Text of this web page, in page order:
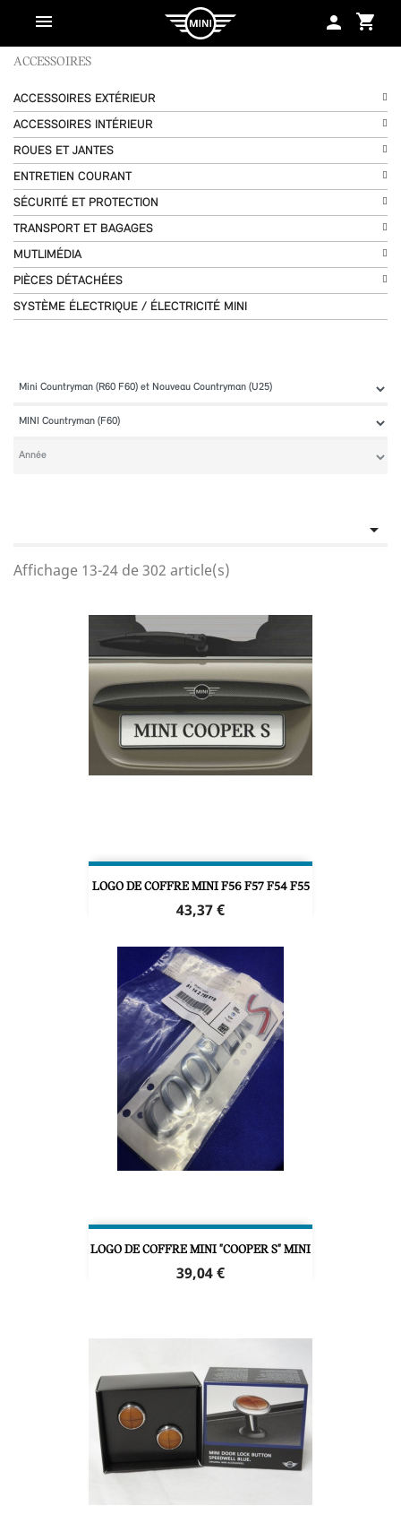
shopping_cart
person
ACCESSOIRES
ACCESSOIRES EXTÉRIEUR
ACCESSOIRES INTÉRIEUR
ROUES ET JANTES
ENTRETIEN COURANT
SÉCURITÉ ET PROTECTION
TRANSPORT ET BAGAGES
MUTLIMÉDIA
PIÈCES DÉTACHÉES
SYSTÈME ÉLECTRIQUE / ÉLECTRICITÉ MINI

Affichage 13-24 de 302 article(s)
LOGO DE COFFRE MINI F56 F57 F54 F55
Prix
43,37 €
LOGO DE COFFRE MINI "COOPER S" MINI
Prix
39,04 €